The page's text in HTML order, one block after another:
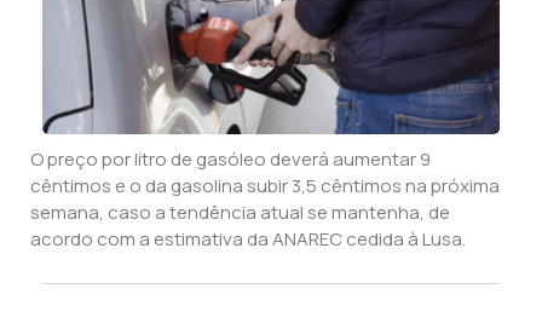
O preço por litro de gasóleo deverá aumentar 9
cêntimos e o da gasolina subir 3,5 cêntimos na próxima
semana, caso a tendência atual se mantenha, de
acordo com a estimativa da ANAREC cedida à Lusa.